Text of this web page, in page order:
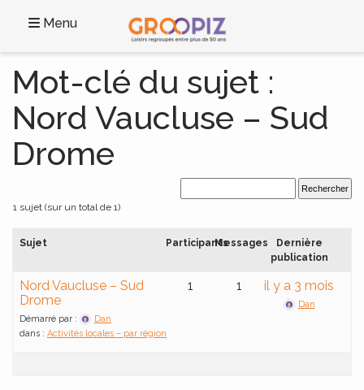
Menu
Mot-clé du sujet :
Nord Vaucluse – Sud
Drome
1 sujet (sur un total de 1)
Sujet ParticipantsMessages
Dernière
publication
Nord Vaucluse – Sud
Drome
Démarré par :
Dan
dans : Activités locales – par région
1 1 il y a 3 mois
Dan